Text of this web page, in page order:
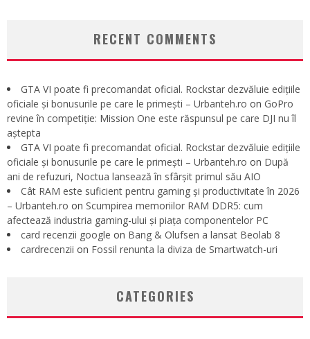
RECENT COMMENTS
GTA VI poate fi precomandat oficial. Rockstar dezvăluie edițiile
oficiale și bonusurile pe care le primești – Urbanteh.ro on GoPro
revine în competiție: Mission One este răspunsul pe care DJI nu îl
aștepta
GTA VI poate fi precomandat oficial. Rockstar dezvăluie edițiile
oficiale și bonusurile pe care le primești – Urbanteh.ro on După
ani de refuzuri, Noctua lansează în sfârșit primul său AIO
Cât RAM este suficient pentru gaming și productivitate în 2026
– Urbanteh.ro on Scumpirea memoriilor RAM DDR5: cum
afectează industria gaming-ului și piața componentelor PC
card recenzii google on Bang & Olufsen a lansat Beolab 8
cardrecenzii on Fossil renunta la diviza de Smartwatch-uri
CATEGORIES